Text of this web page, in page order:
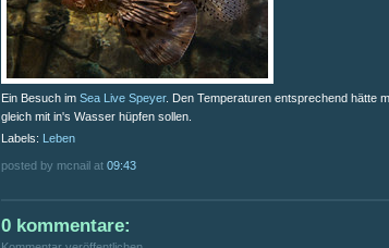
Ein Besuch im Sea Live Speyer. Den Temperaturen entsprechend hätte
gleich mit in's Wasser hüpfen sollen.
Labels: Leben
posted by mcnail at 09:43
0 kommentare: